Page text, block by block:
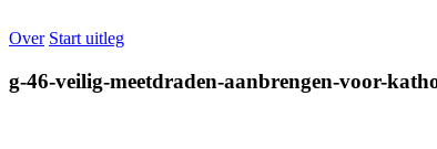
Over Start uitleg
g-46-veilig-meetdraden-aanbrengen-voor-